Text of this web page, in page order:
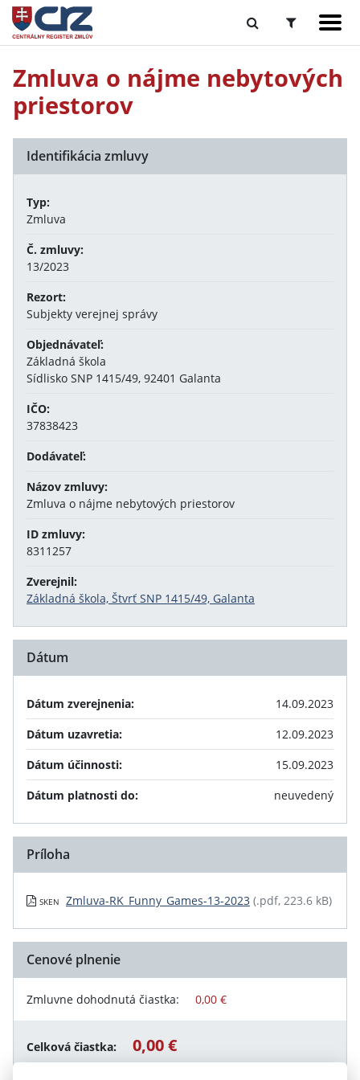
Zmluva o nájme nebytových
priestorov
Identifikácia zmluvy
Typ:
Zmluva
Č. zmluvy:
13/2023
Rezort:
Subjekty verejnej správy
Objednávateľ:
Základná škola
Sídlisko SNP 1415/49, 92401 Galanta
IČO:
37838423
Dodávateľ:
Názov zmluvy:
Zmluva o nájme nebytových priestorov
ID zmluvy:
8311257
Zverejnil:
Základná škola, Štvrť SNP 1415/49, Galanta
Dátum
Dátum zverejnenia:
14.09.2023
Dátum uzavretia:
12.09.2023
Dátum účinnosti:
15.09.2023
Dátum platnosti do:
neuvedený
Príloha
SKEN Zmluva-RK_Funny_Games-13-2023 (.pdf, 223.6 kB)
Cenové plnenie
Zmluvne dohodnutá čiastka: 0,00 €
Celková čiastka: 0,00 €